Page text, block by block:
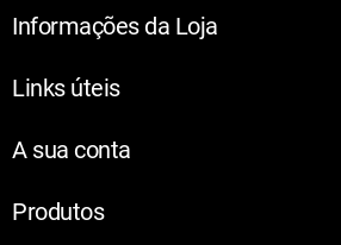
Informações da Loja
Links úteis
A sua conta
Produtos